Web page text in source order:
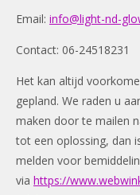
Email: info@light-nd-
Contact: 06-24518231
Het kan altijd
gepland. We raden u
maken door te mailen
tot een oplossing, dan
melden voor
via https://